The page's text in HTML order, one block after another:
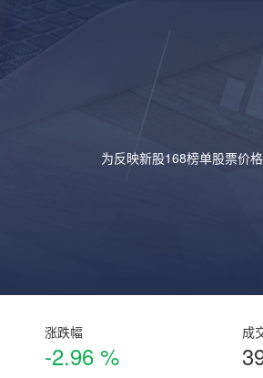
为反映新股168榜单股票价
涨跌幅
-2.96 %
成